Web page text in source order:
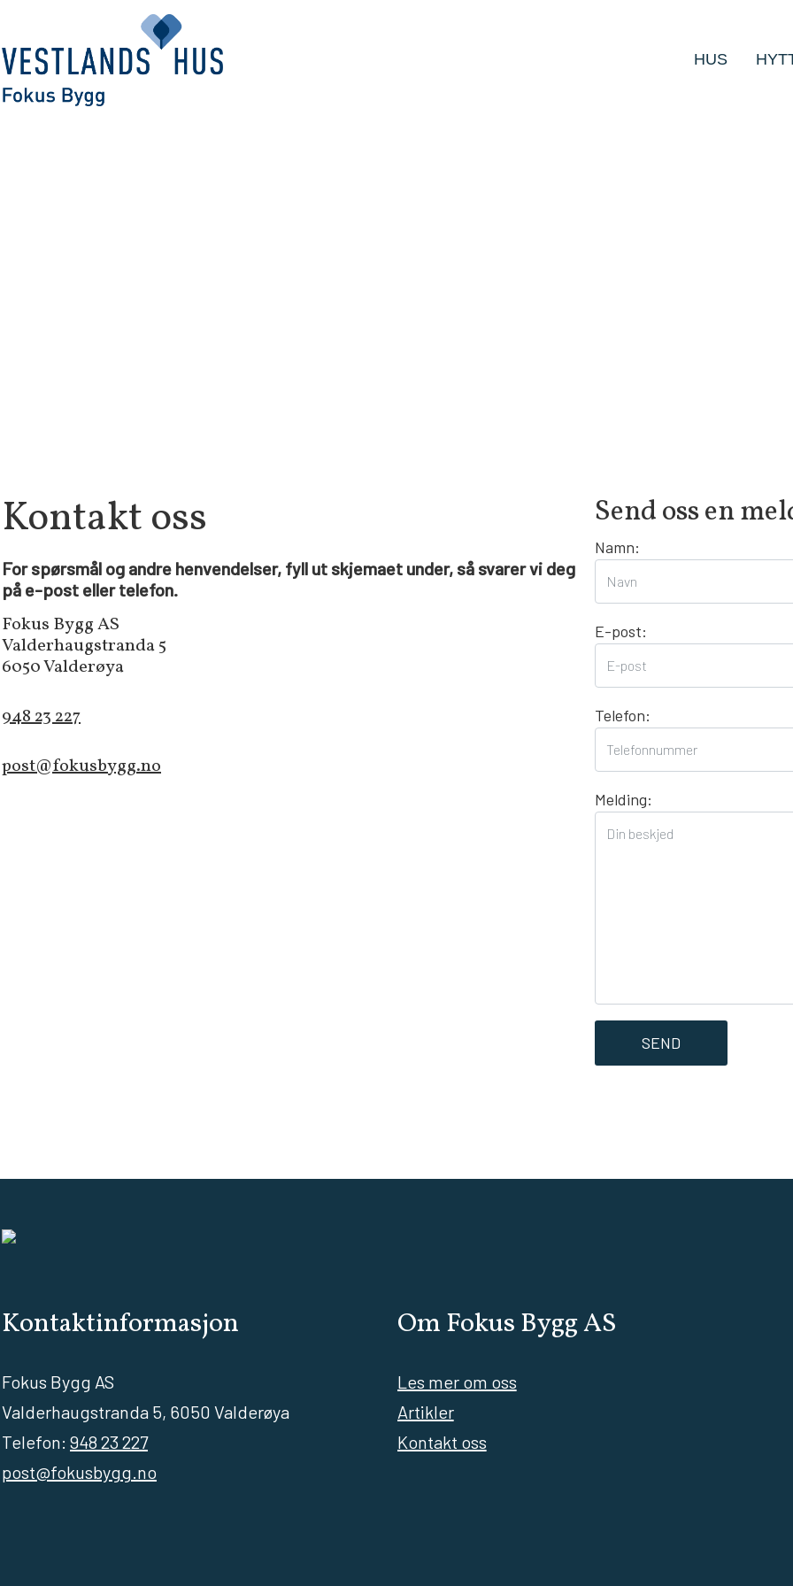
HUS
Kontakt oss
For spørsmål og andre henvendelser, fyll ut skjemaet under, så svarer vi deg
på e-post eller telefon.
Fokus Bygg AS
Valderhaugstranda 5
6050 Valderøya
948 23 227
post@fokusbygg.no
Send oss en
Namn:
E-post:
Telefon:
Melding:
Kontaktinformasjon
Fokus Bygg AS
Valderhaugstranda 5, 6050 Valderøya
Telefon: 948 23 227
post@fokusbygg.no
Om Fokus Bygg AS
Les mer om oss
Artikler
Kontakt oss